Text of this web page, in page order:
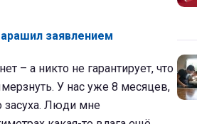
заявлением
– а никто не гарантирует, что
У нас уже 8 месяцев,
засуха. Люди мне